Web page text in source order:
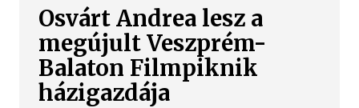
Osvárt Andrea lesz a
megújult Veszprém-
Balaton Filmpiknik
házigazdája